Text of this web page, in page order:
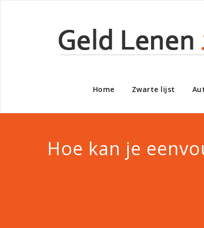
Home Zwarte lijst
Hoe kan je